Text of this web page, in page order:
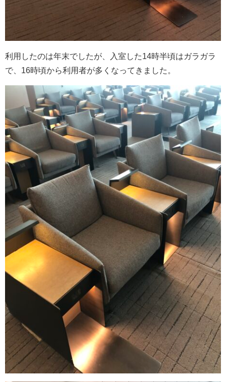
利用したのは年末でしたが、入室した14時半頃はガラガラ
で、16時頃から利用者が多くなってきました。